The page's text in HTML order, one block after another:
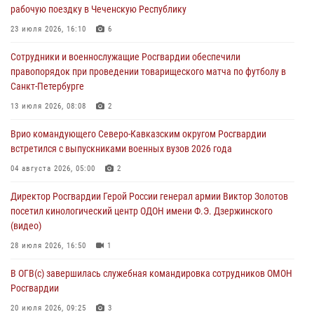
В Нижнем Новгороде состоялось Всероссийское совещание-
семинар по вопросам развития вневедомственной охраны
06 августа 2026, 14:47 10 1
В Брянске сотрудники и военнослужащие Росгвардии почтили
память Героя России Олега Визнюка
В кинологическом центре Уральского округа Росгвардии почтили
память товарищей, погибших при исполнении воинского долга
В Центральном округе Росгвардии прошли мероприятия к
108‑летию генерала армии И.К. Яковлева
06 августа 2026, 13:24
рабочую поездку в Чеченскую Республику
23 июля 2026, 16:10 6
Сотрудники и военнослужащие Росгвардии обеспечили
правопорядок при проведении товарищеского матча по футболу в
Санкт-Петербурге
13 июля 2026, 08:08 2
Врио командующего Северо-Кавказским округом Росгвардии
встретился с выпускниками военных вузов 2026 года
04 августа 2026, 05:00 2
Директор Росгвардии Герой России генерал армии Виктор Золотов
посетил кинологический центр ОДОН имени Ф.Э. Дзержинского
(видео)
28 июля 2026, 16:50 1
В ОГВ(с) завершилась служебная командировка сотрудников ОМОН
Росгвардии
20 июля 2026, 09:25 3